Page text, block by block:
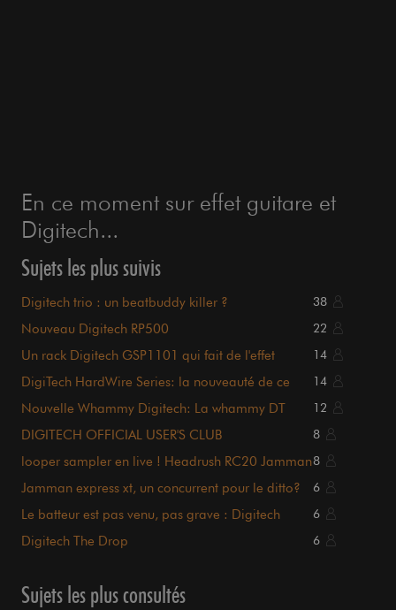
En ce moment sur effet guitare et
Digitech...
Sujets les plus suivis
Digitech trio : un beatbuddy killer ? 38
Nouveau Digitech RP500 22
Un rack Digitech GSP1101 qui fait de l'effet 14
DigiTech HardWire Series: la nouveauté de ce
14
Nouvelle Whammy Digitech: La whammy DT 12
DIGITECH OFFICIAL USER'S CLUB 8
looper sampler en live ! Headrush RC20 Jamman8
Jamman express xt, un concurrent pour le ditto? 6
Le batteur est pas venu, pas grave : Digitech
6
Digitech The Drop 6
Sujets les plus consultés